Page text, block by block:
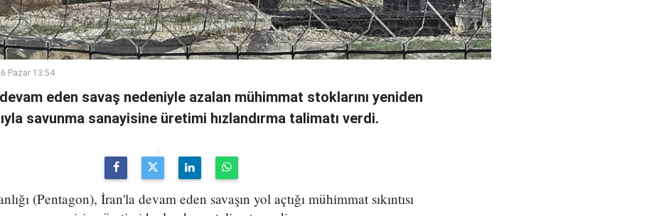
Pazar 13:54
eden savaş nedeniyle azalan mühimmat stoklarını yeniden
savunma sanayisine üretimi hızlandırma talimatı verdi.
(Pentagon), İran'la devam eden savaşın yol açtığı mühimmat sıkıntısı